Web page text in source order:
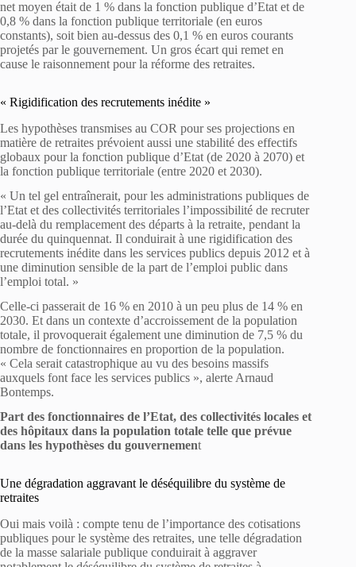
net moyen était de 1 % dans la fonction publique d’Etat et de
0,8 % dans la fonction publique territoriale (en euros
constants), soit bien au-dessus des 0,1 % en euros courants
projetés par le gouvernement. Un gros écart qui remet en
cause le raisonnement pour la réforme des retraites.
« Rigidification des recrutements inédite »
Les hypothèses transmises au COR pour ses projections en
matière de retraites prévoient aussi une stabilité des effectifs
globaux pour la fonction publique d’Etat (de 2020 à 2070) et
la fonction publique territoriale (entre 2020 et 2030).
« Un tel gel entraînerait, pour les administrations publiques de
l’Etat et des collectivités territoriales l’impossibilité de recruter
au-delà du remplacement des départs à la retraite, pendant la
durée du quinquennat. Il conduirait à une rigidification des
recrutements inédite dans les services publics depuis 2012 et à
une diminution sensible de la part de l’emploi public dans
l’emploi total. »
Celle-ci passerait de 16 % en 2010 à un peu plus de 14 % en
2030. Et dans un contexte d’accroissement de la population
totale, il provoquerait également une diminution de 7,5 % du
nombre de fonctionnaires en proportion de la population.
« Cela serait catastrophique au vu des besoins massifs
auxquels font face les services publics », alerte Arnaud
Bontemps.
Part des fonctionnaires de l’Etat, des collectivités locales et
des hôpitaux dans la population totale telle que prévue
dans les hypothèses du gouvernement
Une dégradation aggravant le déséquilibre du système de
retraites
Oui mais voilà : compte tenu de l’importance des cotisations
publiques pour le système des retraites, une telle dégradation
de la masse salariale publique conduirait à aggraver